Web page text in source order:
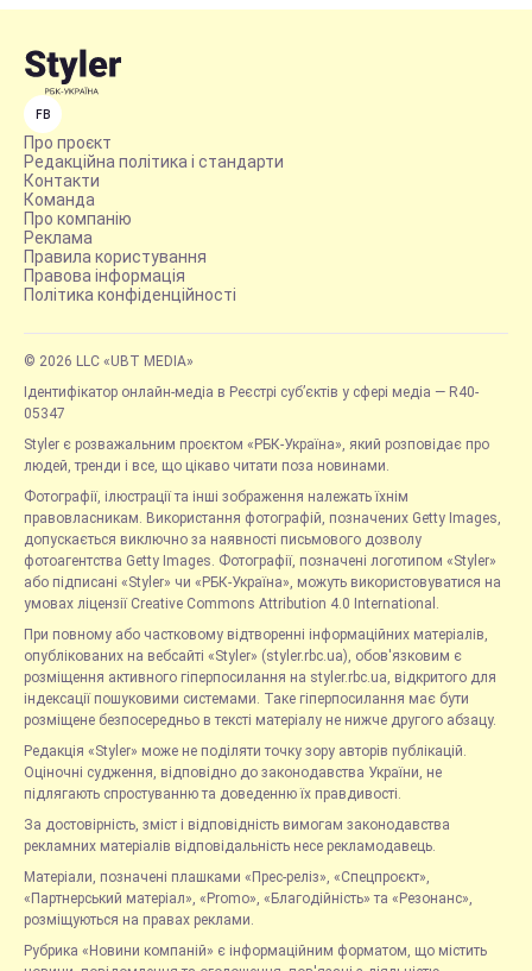
FB
Про проєкт
Редакційна політика і стандарти
Контакти
Команда
Про компанію
Реклама
Правила користування
Правова інформація
Політика конфіденційності
© 2026 LLC «UBT MEDIA»
Ідентифікатор онлайн-медіа в Реєстрі суб’єктів у сфері медіа — R40-
05347
Styler є розважальним проєктом «РБК-Україна», який розповідає про
людей, тренди і все, що цікаво читати поза новинами.
Фотографії, ілюстрації та інші зображення належать їхнім
правовласникам. Використання фотографій, позначених Getty Images,
допускається виключно за наявності письмового дозволу
фотоагентства Getty Images. Фотографії, позначені логотипом «Styler»
або підписані «Styler» чи «РБК-Україна», можуть використовуватися на
умовах ліцензії Creative Commons Attribution 4.0 International.
При повному або частковому відтворенні інформаційних матеріалів,
опублікованих на вебсайті «Styler» (styler.rbc.ua), обов'язковим є
розміщення активного гіперпосилання на styler.rbc.ua, відкритого для
індексації пошуковими системами. Таке гіперпосилання має бути
розміщене безпосередньо в тексті матеріалу не нижче другого абзацу.
Редакція «Styler» може не поділяти точку зору авторів публікацій.
Оціночні судження, відповідно до законодавства України, не
підлягають спростуванню та доведенню їх правдивості.
За достовірність, зміст і відповідність вимогам законодавства
рекламних матеріалів відповідальність несе рекламодавець.
Матеріали, позначені плашками «Прес-реліз», «Спецпроєкт»,
«Партнерський матеріал», «Promo», «Благодійність» та «Резонанс»,
розміщуються на правах реклами.
Рубрика «Новини компаній» є інформаційним форматом, що містить